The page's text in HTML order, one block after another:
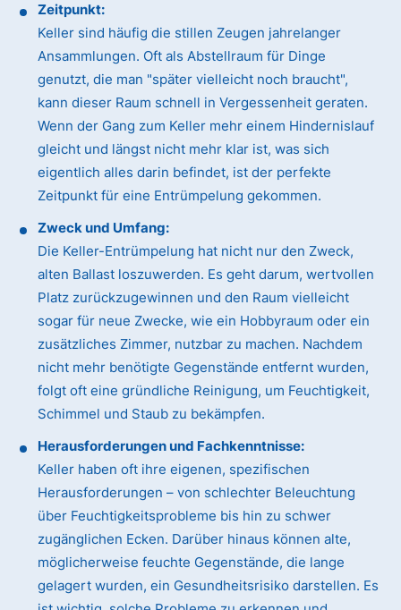
Zeitpunkt:
Keller sind häufig die stillen Zeugen jahrelanger
Ansammlungen. Oft als Abstellraum für Dinge
genutzt, die man "später vielleicht noch braucht",
kann dieser Raum schnell in Vergessenheit geraten.
Wenn der Gang zum Keller mehr einem Hindernislauf
gleicht und längst nicht mehr klar ist, was sich
eigentlich alles darin befindet, ist der perfekte
Zeitpunkt für eine Entrümpelung gekommen.
Zweck und Umfang:
Die Keller-Entrümpelung hat nicht nur den Zweck,
alten Ballast loszuwerden. Es geht darum, wertvollen
Platz zurückzugewinnen und den Raum vielleicht
sogar für neue Zwecke, wie ein Hobbyraum oder ein
zusätzliches Zimmer, nutzbar zu machen. Nachdem
nicht mehr benötigte Gegenstände entfernt wurden,
folgt oft eine gründliche Reinigung, um Feuchtigkeit,
Schimmel und Staub zu bekämpfen.
Herausforderungen und Fachkenntnisse:
Keller haben oft ihre eigenen, spezifischen
Herausforderungen – von schlechter Beleuchtung
über Feuchtigkeitsprobleme bis hin zu schwer
zugänglichen Ecken. Darüber hinaus können alte,
möglicherweise feuchte Gegenstände, die lange
gelagert wurden, ein Gesundheitsrisiko darstellen. Es